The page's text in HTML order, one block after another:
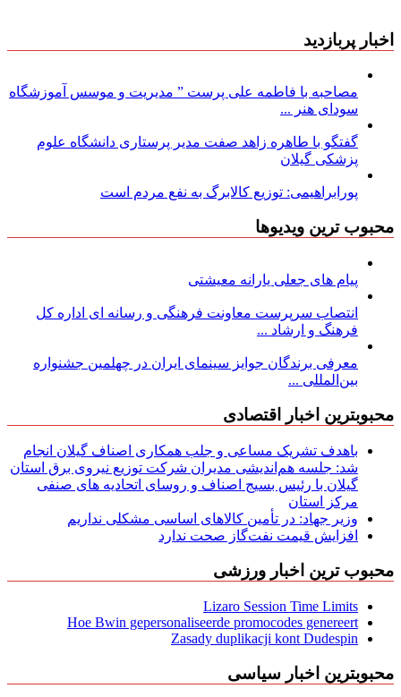
اخبار پربازدید
مصاحبه با فاطمه علی پرست ” مدیریت و موسس آموزشگاه
سودای هنر ...
گفتگو با طاهره زاهد صفت مدیر پرستاری دانشگاه علوم
پزشکی گیلان
پورابراهیمی: توزیع کالابرگ به نفع مردم است
محبوب ترین ویدیوها
پیام های جعلی یارانه معیشتی
انتصاب سرپرست معاونت فرهنگی و رسانه ای اداره کل
فرهنگ و ارشاد ...
معرفی برندگان جوایز سینمای ایران در چهلمین جشنواره
بین‌المللی ...
محبوبترین اخبار اقتصادی
باهدف تشریک مساعی و جلب همکاری اصناف گیلان انجام
شد: جلسه هم‌اندیشی مدیران شركت توزیع نیروی برق استان
گیلان با رئیس بسیج اصناف و روسای اتحادیه های صنفی
مركز استان
وزیر جهاد: در تأمین کالاهای اساسی مشکلی نداریم
افزایش قیمت نفت‌گاز صحت ندارد
محبوب ترین اخبار ورزشی
Lizaro Session Time Limits
Hoe Bwin gepersonaliseerde promocodes genereert
Zasady duplikacji kont Dudespin
محبوبترین اخبار سیاسی